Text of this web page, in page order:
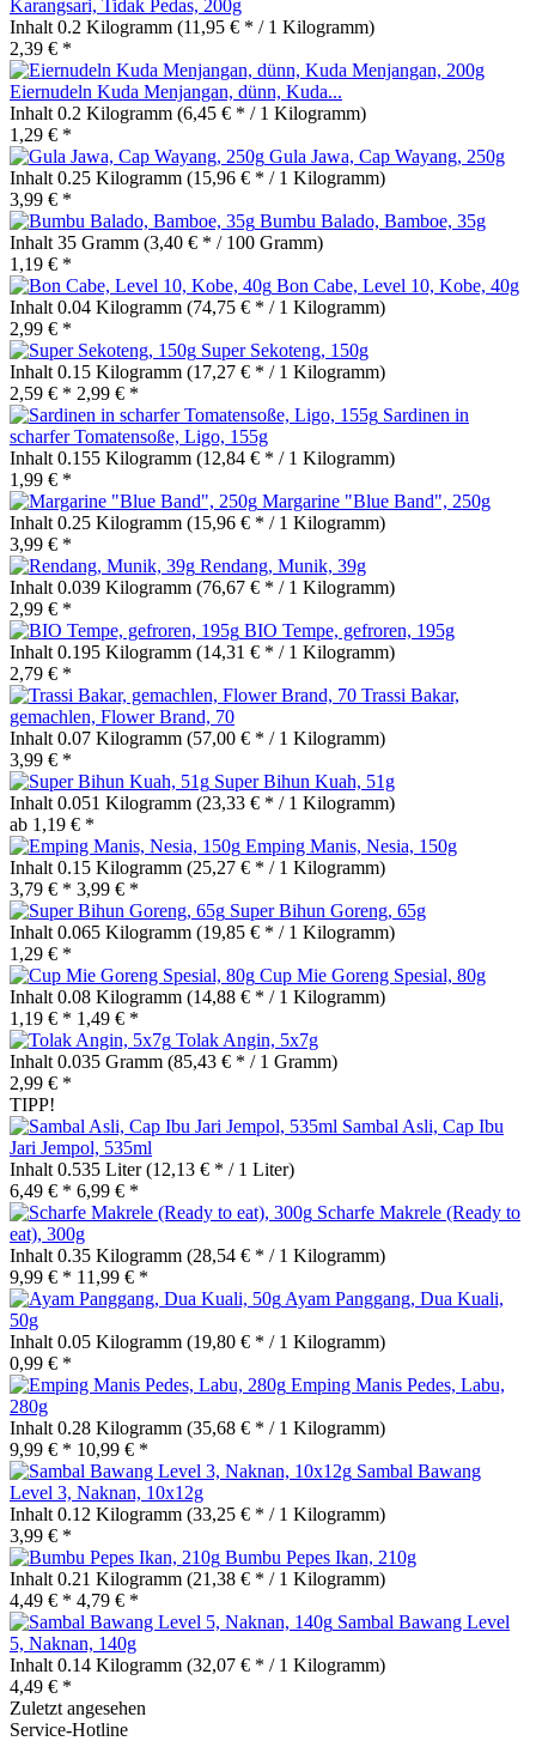
Karangsari, Tidak Pedas, 200g
Inhalt 0.2 Kilogramm (11,95 € * / 1 Kilogramm)
2,39 € *
Eiernudeln Kuda Menjangan, dünn, Kuda...
Inhalt 0.2 Kilogramm (6,45 € * / 1 Kilogramm)
1,29 € *
Gula Jawa, Cap Wayang, 250g
Inhalt 0.25 Kilogramm (15,96 € * / 1 Kilogramm)
3,99 € *
Bumbu Balado, Bamboe, 35g
Inhalt 35 Gramm (3,40 € * / 100 Gramm)
1,19 € *
Bon Cabe, Level 10, Kobe, 40g
Inhalt 0.04 Kilogramm (74,75 € * / 1 Kilogramm)
2,99 € *
Super Sekoteng, 150g
Inhalt 0.15 Kilogramm (17,27 € * / 1 Kilogramm)
2,59 € * 2,99 € *
Sardinen in
scharfer Tomatensoße, Ligo, 155g
Inhalt 0.155 Kilogramm (12,84 € * / 1 Kilogramm)
1,99 € *
Margarine "Blue Band", 250g
Inhalt 0.25 Kilogramm (15,96 € * / 1 Kilogramm)
3,99 € *
Rendang, Munik, 39g
Inhalt 0.039 Kilogramm (76,67 € * / 1 Kilogramm)
2,99 € *
BIO Tempe, gefroren, 195g
Inhalt 0.195 Kilogramm (14,31 € * / 1 Kilogramm)
2,79 € *
Trassi Bakar,
gemachlen, Flower Brand, 70
Inhalt 0.07 Kilogramm (57,00 € * / 1 Kilogramm)
3,99 € *
Super Bihun Kuah, 51g
Inhalt 0.051 Kilogramm (23,33 € * / 1 Kilogramm)
ab 1,19 € *
Emping Manis, Nesia, 150g
Inhalt 0.15 Kilogramm (25,27 € * / 1 Kilogramm)
3,79 € * 3,99 € *
Super Bihun Goreng, 65g
Inhalt 0.065 Kilogramm (19,85 € * / 1 Kilogramm)
1,29 € *
Cup Mie Goreng Spesial, 80g
Inhalt 0.08 Kilogramm (14,88 € * / 1 Kilogramm)
1,19 € * 1,49 € *
Tolak Angin, 5x7g
Inhalt 0.035 Gramm (85,43 € * / 1 Gramm)
2,99 € *
TIPP!
Sambal Asli, Cap Ibu
Jari Jempol, 535ml
Inhalt 0.535 Liter(12,13 € * / 1 Liter)
6,49 € * 6,99 € *
Scharfe Makrele (Ready to
eat), 300g
Inhalt 0.35 Kilogramm (28,54 € * / 1 Kilogramm)
9,99 € * 11,99 € *
Ayam Panggang, Dua Kuali,
50g
Inhalt 0.05 Kilogramm (19,80 € * / 1 Kilogramm)
0,99 € *
Emping Manis Pedes, Labu,
280g
Inhalt 0.28 Kilogramm (35,68 € * / 1 Kilogramm)
9,99 € * 10,99 € *
Sambal Bawang
Level 3, Naknan, 10x12g
Inhalt 0.12 Kilogramm (33,25 € * / 1 Kilogramm)
3,99 € *
Bumbu Pepes Ikan, 210g
Inhalt 0.21 Kilogramm (21,38 € * / 1 Kilogramm)
4,49 € * 4,79 € *
Sambal Bawang Level
5, Naknan, 140g
Inhalt 0.14 Kilogramm (32,07 € * / 1 Kilogramm)
4,49 € *
Zuletzt angesehen
Service-Hotline